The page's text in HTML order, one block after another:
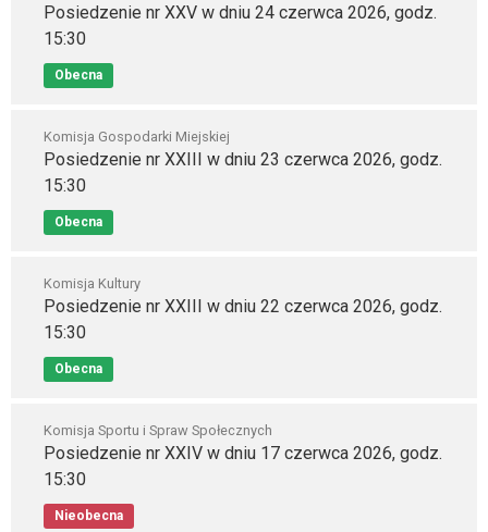
Posiedzenie nr XXV w dniu 24 czerwca 2026, godz.
15:30
Obecna
Komisja Gospodarki Miejskiej
Posiedzenie nr XXIII w dniu 23 czerwca 2026, godz.
15:30
Obecna
Komisja Kultury
Posiedzenie nr XXIII w dniu 22 czerwca 2026, godz.
15:30
Obecna
Komisja Sportu i Spraw Społecznych
Posiedzenie nr XXIV w dniu 17 czerwca 2026, godz.
15:30
Nieobecna